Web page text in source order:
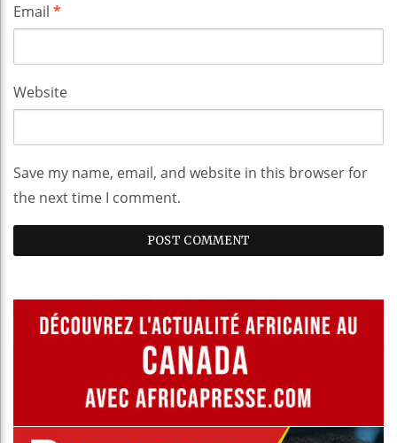
Email *
Website
Save my name, email, and website in this browser for
the next time I comment.